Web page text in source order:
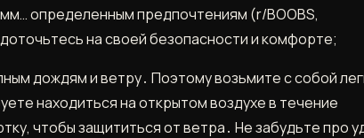
определенным предпочтениям (r/BOOBS,
на своей безопасности и комфорте;
дождям и ветру․ Поэтому возьмите с собой
находиться на открытом воздухе в течение
чтобы защититься от ветра․ Не забудьте про